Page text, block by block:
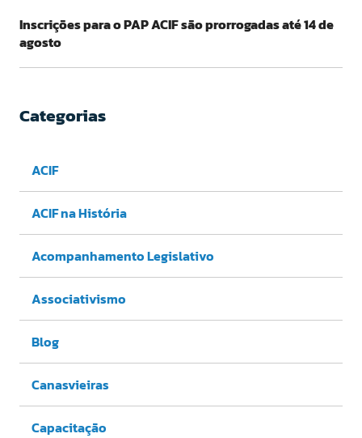
Inscrições para o PAP ACIF são prorrogadas até 14 de
agosto
Categorias
ACIF
ACIF na História
Acompanhamento Legislativo
Associativismo
Blog
Canasvieiras
Capacitação